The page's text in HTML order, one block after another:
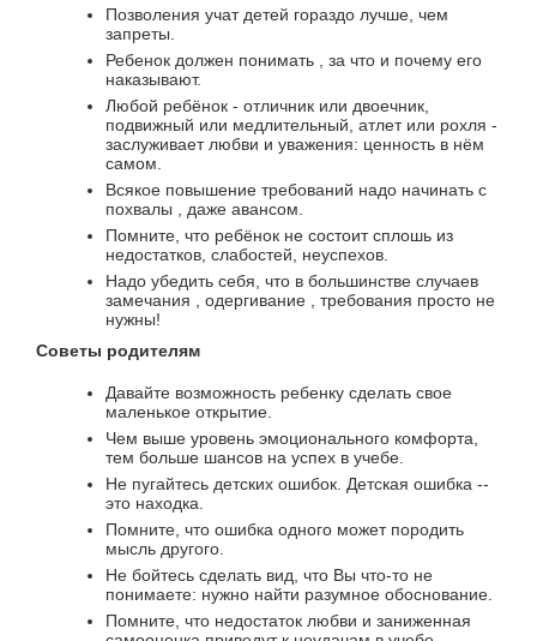
Позволения учат детей гораздо лучше, чем
запреты.
Ребенок должен понимать , за что и почему его
наказывают.
Любой ребёнок - отличник или двоечник,
подвижный или медлительный, атлет или рохля -
заслуживает любви и уважения: ценность в нём
самом.
Всякое повышение требований надо начинать с
похвалы , даже авансом.
Помните, что ребёнок не состоит сплошь из
недостатков, слабостей, неуспехов.
Надо убедить себя, что в большинстве случаев
замечания , одергивание , требования просто не
нужны!
Советы родителям
Давайте возможность ребенку сделать свое
маленькое открытие.
Чем выше уровень эмоционального комфорта,
тем больше шансов на успех в учебе.
Не пугайтесь детских ошибок. Детская ошибка --
это находка.
Помните, что ошибка одного может породить
мысль другого.
Не бойтесь сделать вид, что Вы что-то не
понимаете: нужно найти разумное обоснование.
Помните, что недостаток любви и заниженная